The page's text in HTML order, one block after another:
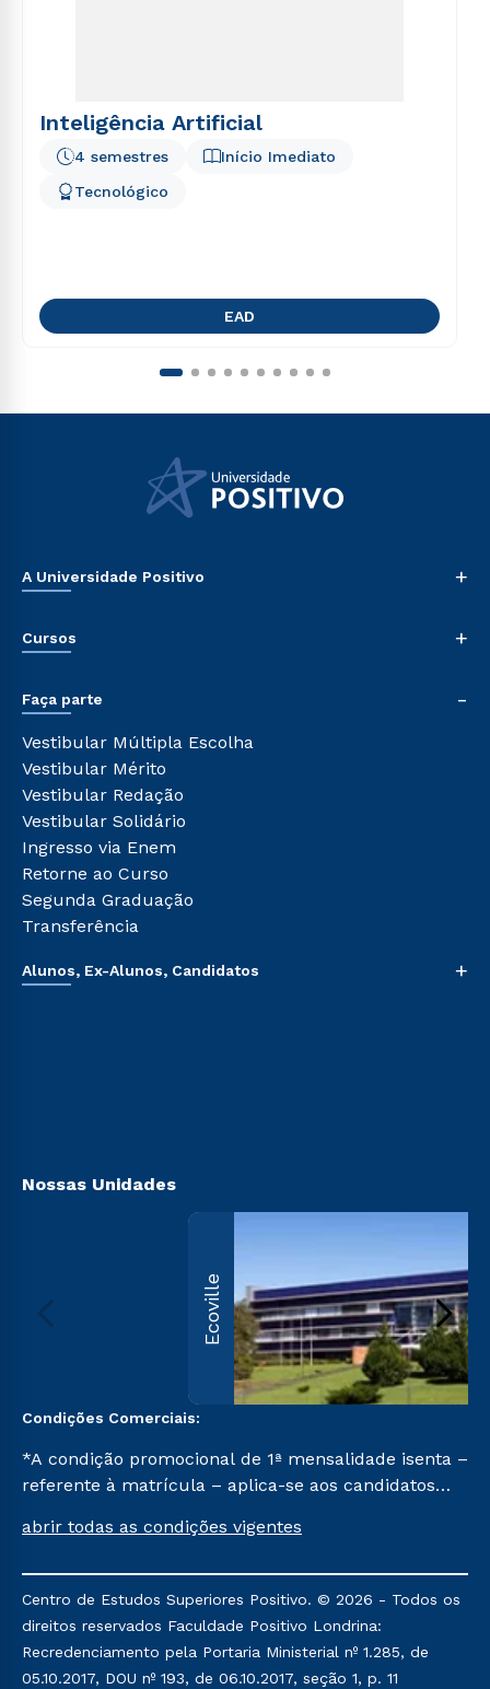
Inteligência Artificial
Início Imediato
4 semestres
Tecnológico
EAD
A Universidade Positivo +
Sala de Imprensa
Sou Colaborador
Ética e Integridade
Cursos +
Pós-graduação
Cursos de Medicina
Cursos Livres
Cursos Técnicos
Cursos Profissionalizantes
Faça parte -
Vestibular Múltipla Escolha
Vestibular Mérito
Vestibular Redação
Vestibular Solidário
Ingresso via Enem
Retorne ao Curso
Segunda Graduação
Transferência
Alunos, Ex-Alunos, Candidatos +
Nossas Unidades
Ecoville
Condições Comerciais:
*A condição promocional de 1ª mensalidade isenta –
referente à matrícula – aplica-se aos candidatos
na prova on-line ou agendada, que ofertam bolsas
semestre vigente, que ainda não tenham efetivado
e/ou não tenham cancelado ou trancado sua
matrícula em uma das Instituições da Cruzeiro do
Sul Educacional, no período de um ano. Tais
abrir todas as condições vigentes
Centro de Estudos Superiores Positivo. © 2026 - Todos os
direitos reservados Faculdade Positivo Londrina:
Recredenciamento pela Portaria Ministerial nº 1.285, de
05.10.2017, DOU nº 193, de 06.10.2017, seção 1, p. 11